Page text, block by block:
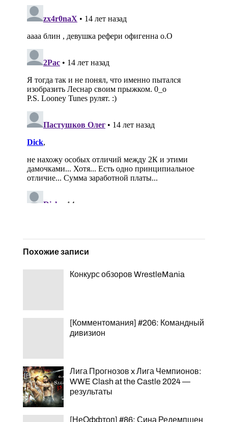
Похожие записи
Конкурс обзоров WrestleMania
[Комментомания] #206: Командный
дивизион
Лига Прогнозов x Лига Чемпионов:
WWE Clash at the Castle 2024 —
результаты
[НеОффтоп] #86: Сина Редемпшен